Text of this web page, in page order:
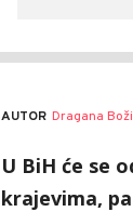
AUTOR Dragana
U BiH će se
krajevima,